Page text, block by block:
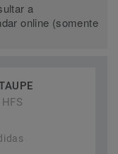
a
online (somente